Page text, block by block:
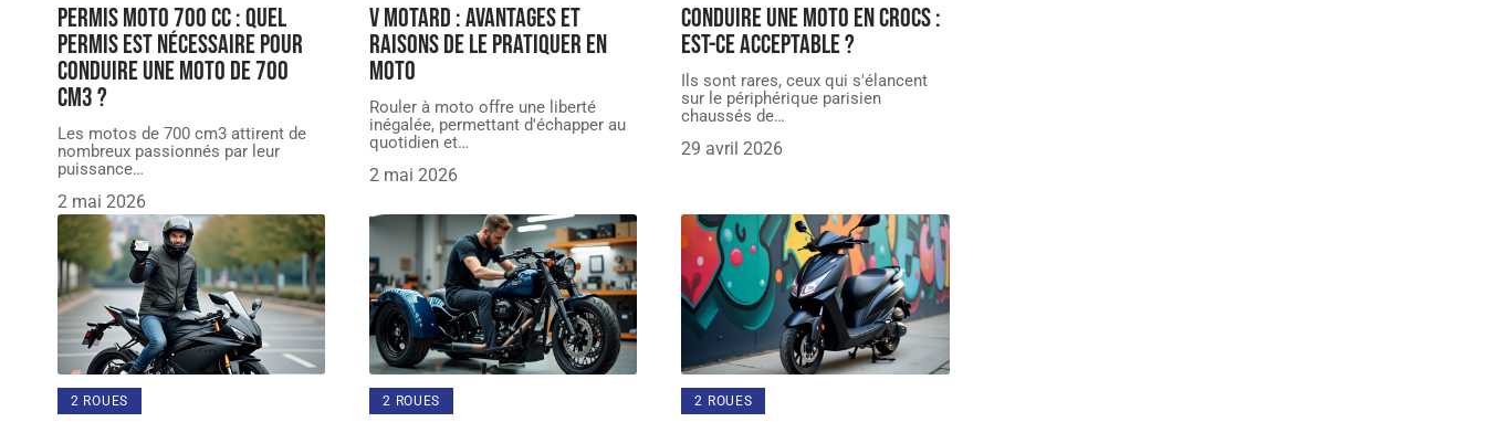
Permis moto 700 cc : quel
permis est nécessaire pour
conduire une moto de 700
cm3 ?
Les motos de 700 cm3 attirent de
nombreux passionnés par leur
puissance…
2 mai 2026
V motard : avantages et
raisons de le pratiquer en
moto
Rouler à moto offre une liberté
inégalée, permettant d'échapper au
quotidien et…
2 mai 2026
Conduire une moto en Crocs :
est-ce acceptable ?
Ils sont rares, ceux qui s'élancent
sur le périphérique parisien
chaussés de…
29 avril 2026
2 ROUES 2 ROUES 2 ROUES